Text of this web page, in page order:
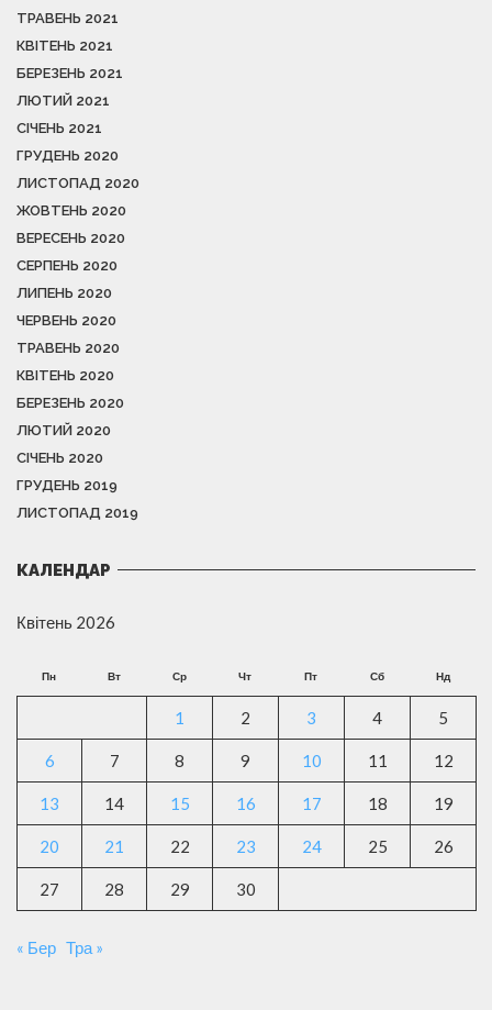
ТРАВЕНЬ 2021
КВІТЕНЬ 2021
БЕРЕЗЕНЬ 2021
ЛЮТИЙ 2021
СІЧЕНЬ 2021
ГРУДЕНЬ 2020
ЛИСТОПАД 2020
ЖОВТЕНЬ 2020
ВЕРЕСЕНЬ 2020
СЕРПЕНЬ 2020
ЛИПЕНЬ 2020
ЧЕРВЕНЬ 2020
ТРАВЕНЬ 2020
КВІТЕНЬ 2020
БЕРЕЗЕНЬ 2020
ЛЮТИЙ 2020
СІЧЕНЬ 2020
ГРУДЕНЬ 2019
ЛИСТОПАД 2019
КАЛЕНДАР
Квітень 2026
Пн Вт Ср Чт Пт Сб Нд
1 2 3 4 5
6 7 8 9 10 11 12
13 14 15 16 17 18 19
20 21 22 23 24 25 26
27 28 29 30
« Бер Тра »